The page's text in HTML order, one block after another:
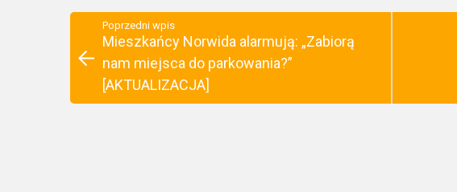
Poprzedni wpis
Mieszkańcy Norwida alarmują: „Zabiorą
nam miejsca do parkowania?”
[AKTUALIZACJA]